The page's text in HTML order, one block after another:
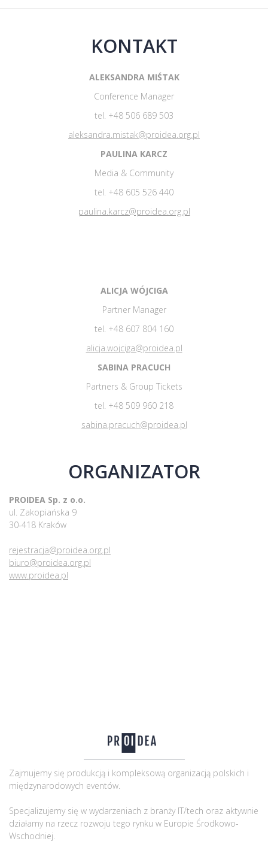
KONTAKT
ALEKSANDRA MIŚTAK
Conference Manager
tel. +48 506 689 503
aleksandra.mistak@proidea.org.pl
PAULINA KARCZ
Media & Community
tel. +48 605 526 440
paulina.karcz@proidea.org.pl
ALICJA WÓJCIGA
Partner Manager
tel. +48 607 804 160
alicja.wojciga@proidea.pl
SABINA PRACUCH
Partners & Group Tickets
tel. +48 509 960 218
sabina.pracuch@proidea.pl
ORGANIZATOR
PROIDEA Sp. z o.o.
ul. Zakopiańska 9
30-418 Kraków
rejestracja@proidea.org.pl
biuro@proidea.org.pl
www.proidea.pl
Zajmujemy się produkcją i kompleksową organizacją polskich i
międzynarodowych eventów.
Specjalizujemy się w wydarzeniach z branży IT/tech oraz aktywnie
działamy na rzecz rozwoju tego rynku w Europie Środkowo-
Wschodniej.